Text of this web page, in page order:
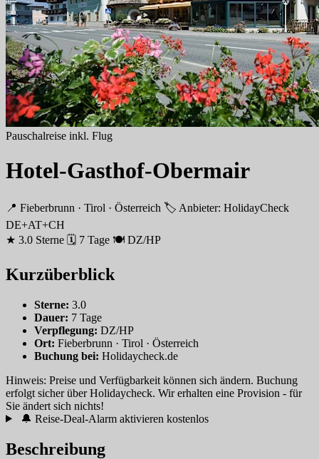
Pauschalreise inkl. Flug
Hotel-Gasthof-Obermair
📍 Fieberbrunn · Tirol · Österreich 🏷 Anbieter: HolidayCheck
DE+AT+CH
★ 3.0 Sterne 🗓 7 Tage 🍽 DZ/HP
Kurzüberblick
Sterne: 3.0
Dauer: 7 Tage
Verpflegung: DZ/HP
Ort: Fieberbrunn · Tirol · Österreich
Buchung bei: Holidaycheck.de
Hinweis: Preise und Verfügbarkeit können sich ändern. Buchung
erfolgt sicher über Holidaycheck. Wir erhalten eine Provision - für
Sie ändert sich nichts!
🔔 Reise-Deal-Alarm aktivieren kostenlos
Beschreibung